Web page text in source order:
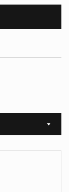
Sort